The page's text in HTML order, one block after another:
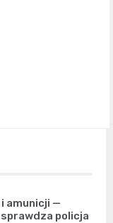
amunicji —
policja